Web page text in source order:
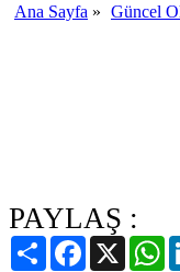
Ana Sayfa » Güncel
PAYLAŞ :
PaylaşFacebook
X